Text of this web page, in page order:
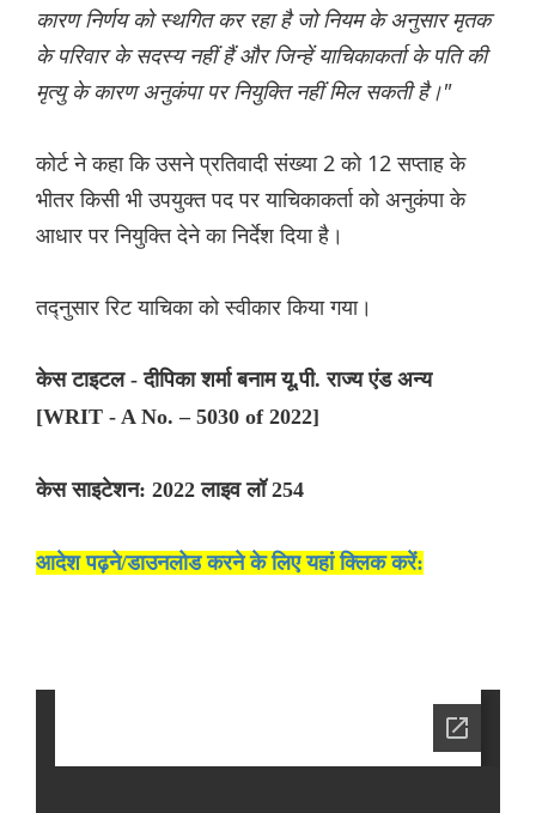
कारण निर्णय को स्थगित कर रहा है जो नियम के अनुसार मृतक
के परिवार के सदस्य नहीं हैं और जिन्हें याचिकाकर्ता के पति की
मृत्यु के कारण अनुकंपा पर नियुक्ति नहीं मिल सकती है।"
कोर्ट ने कहा कि उसने प्रतिवादी संख्या 2 को 12 सप्ताह के
भीतर किसी भी उपयुक्त पद पर याचिकाकर्ता को अनुकंपा के
आधार पर नियुक्ति देने का निर्देश दिया है।
तद्नुसार रिट याचिका को स्वीकार किया गया।
केस टाइटल - दीपिका शर्मा बनाम यू.पी. राज्य एंड अन्य
[WRIT - A No. – 5030 of 2022]
केस साइटेशन: 2022 लाइव लॉ 254
आदेश पढ़ने/डाउनलोड करने के लिए यहां क्लिक करें: